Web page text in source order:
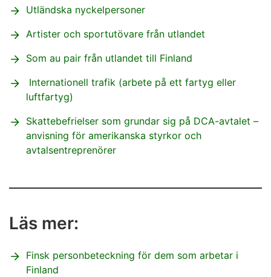
Utländska nyckelpersoner
Artister och sportutövare från utlandet
Som au pair från utlandet till Finland
Internationell trafik (arbete på ett fartyg eller
luftfartyg)
Skattebefrielser som grundar sig på DCA-avtalet –
anvisning för amerikanska styrkor och
avtalsentreprenörer
Läs mer:
Finsk personbeteckning för dem som arbetar i
Finland